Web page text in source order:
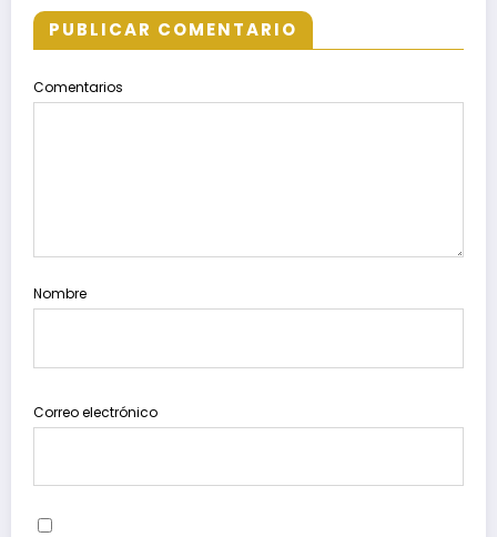
PUBLICAR COMENTARIO
Comentarios
Nombre
Correo electrónico